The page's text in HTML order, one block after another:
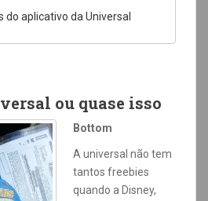
do aplicativo da Universal
ou quase isso
Bottom
A universal não tem
tantos freebies
quando a Disney,